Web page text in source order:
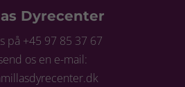
Dyrecenter
på +45 97 85 37 67
os en e-mail: